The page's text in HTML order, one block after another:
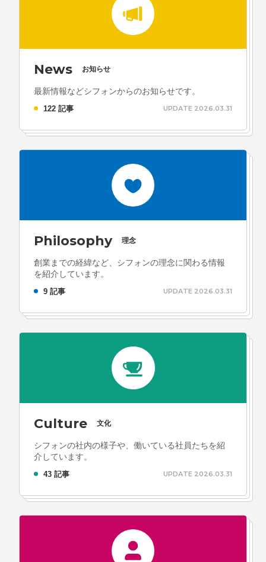
News お知らせ
最新情報などシフォンからのお知らせです。
122 記事 UPDATE 2026.03.31
Philosophy 理念
創業までの経緯など、シフォンの理念に関わる情報
を紹介しています。
9 記事 UPDATE 2026.03.31
Culture 文化
シフォンの社内の様子や、働いている社員たちを紹
介しています。
43 記事 UPDATE 2026.03.31